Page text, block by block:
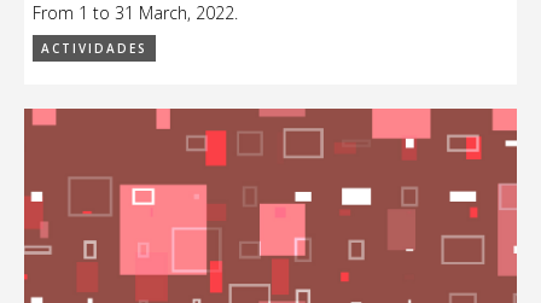
From 1 to 31 March, 2022.
ACTIVIDADES